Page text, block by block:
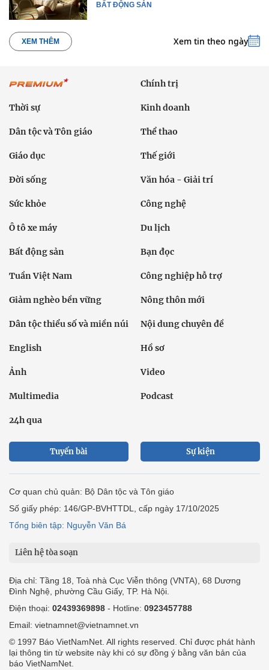
BẤT ĐỘNG SẢN
XEM THÊM Xem tin theo ngày
Chính trị
Thời sự Kinh doanh
Dân tộc và Tôn giáo Thể thao
Giáo dục Thế giới
Đời sống Văn hóa - Giải trí
Sức khỏe Công nghệ
Ô tô xe máy Du lịch
Bất động sản Bạn đọc
Tuần Việt Nam Công nghiệp hỗ trợ
Giảm nghèo bền vững Nông thôn mới
Dân tộc thiểu số và miền núi Nội dung chuyên đề
English Hồ sơ
Ảnh Video
Multimedia Podcast
24h qua
Tuyến bài Sự kiện
Cơ quan chủ quản: Bộ Dân tộc và Tôn giáo
Số giấy phép: 146/GP-BVHTTDL, cấp ngày 17/10/2025
Tổng biên tập: Nguyễn Văn Bá
Liên hệ tòa soạn
Địa chỉ: Tầng 18, Toà nhà Cục Viễn thông (VNTA), 68 Dương
Đình Nghệ, phường Cầu Giấy, TP. Hà Nội.
Điện thoại: 02439369898 - Hotline: 0923457788
Email: vietnamnet@vietnamnet.vn
© 1997 Báo VietNamNet. All rights reserved. Chỉ được phát hành
lại thông tin từ website này khi có sự đồng ý bằng văn bản của
báo VietNamNet.